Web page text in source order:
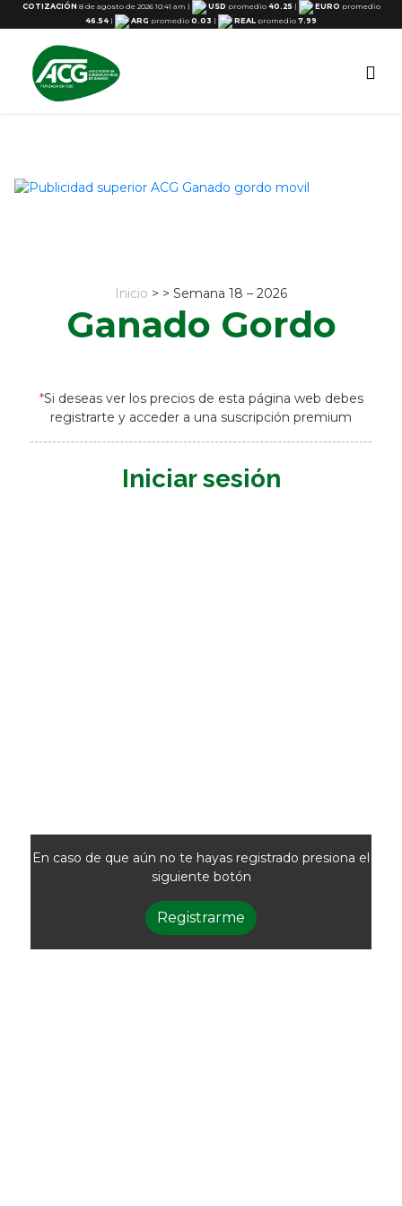
COTIZACIÓN 8 de agosto de 2026 10:41 am | USD promedio 40.25 | EURO promedio
46.54 | ARG promedio 0.03 | REAL promedio 7.99
Inicio > > Semana 18 – 2026
Ganado Gordo
*Si deseas ver los precios de esta página web debes
registrarte y acceder a una suscripción premium
Iniciar sesión
En caso de que aún no te hayas registrado presiona el
siguiente botón
Registrarme